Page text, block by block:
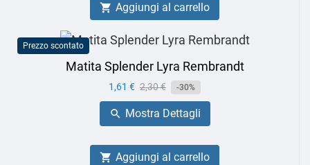
 Aggiungi al carrello
Prezzo scontato
Matita Splender Lyra Rembrandt
Prezzo
1,61 € Prezzo
base
2,30 € -30%
 Mostra Dettagli
 Aggiungi al carrello